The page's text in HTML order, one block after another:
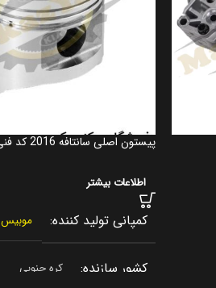
پیستون اصلی سانتافه 2016 کد فنی 234102G211
اطلاعات بیشتر
کمپانی تولید کننده موبیس
کشور سازنده کره جنوبی